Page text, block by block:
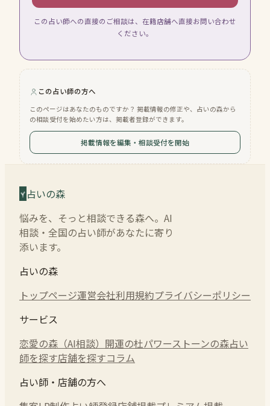
この占い師への直接のご相談は、在籍店舗へ直接お問い合わせ
ください。
この占い師の方へ
このページはあなたのものですか？ 掲載情報の修正や、占いの森から
の相談受付を始めたい方は、掲載者登録ができます。
掲載情報を編集・相談受付を開始
占いの森
悩みを、そっと相談できる森へ。AI
相談・全国の占い師があなたに寄り
添います。
占いの森
トップページ運営会社利用規約プライバシーポリシー
サービス
恋愛の森（AI相談） 開運の杜パワーストーンの森占い
師を探す店舗を探すコラム
占い師・店舗の方へ